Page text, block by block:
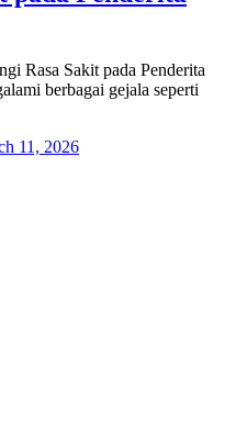
Rasa Sakit pada Penderita
berbagai gejala seperti
11, 2026